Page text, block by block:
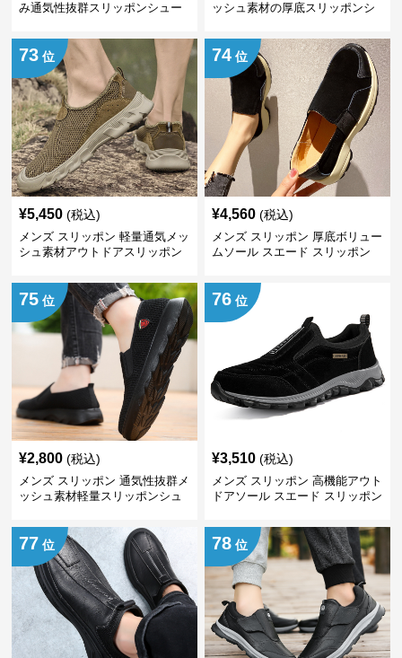
み通気性抜群スリッポンシュー
ッシュ素材の厚底スリッポンシ
73 位
¥5,450 (税込)
メンズ スリッポン 軽量通気メッ
シュ素材アウトドアスリッポン
74 位
¥4,560 (税込)
メンズ スリッポン 厚底ボリュー
ムソール スエード スリッポン
75 位
¥2,800 (税込)
メンズ スリッポン 通気性抜群メ
ッシュ素材軽量スリッポンシュ
76 位
¥3,510 (税込)
メンズ スリッポン 高機能アウト
ドアソール スエード スリッポン
77 位 78 位